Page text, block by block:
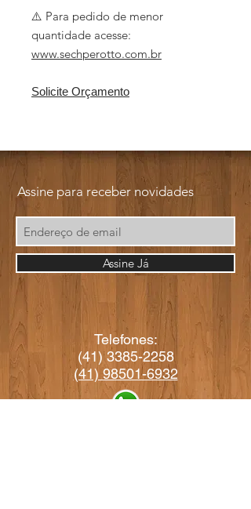
⚠️ Para pedido de menor
quantidade acesse:
www.sechperotto.com.br
Solicite Orçamento
Assine para receber novidades
Assine Já
Telefones:
(41) 3385-2258
(41) 98501-6932